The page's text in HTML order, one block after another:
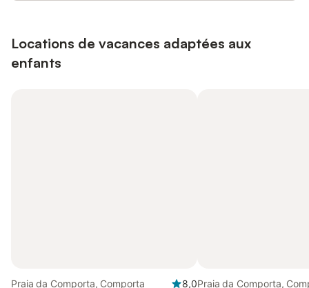
Locations de vacances adaptées aux
enfants
Praia da Comporta, Comporta 8,0Praia da Comporta,